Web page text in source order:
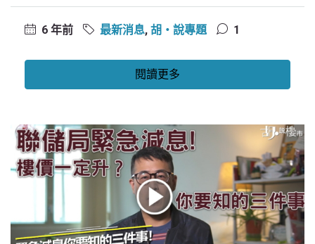
6 年前 最新消息, 胡‧說專題 1
閱讀更多